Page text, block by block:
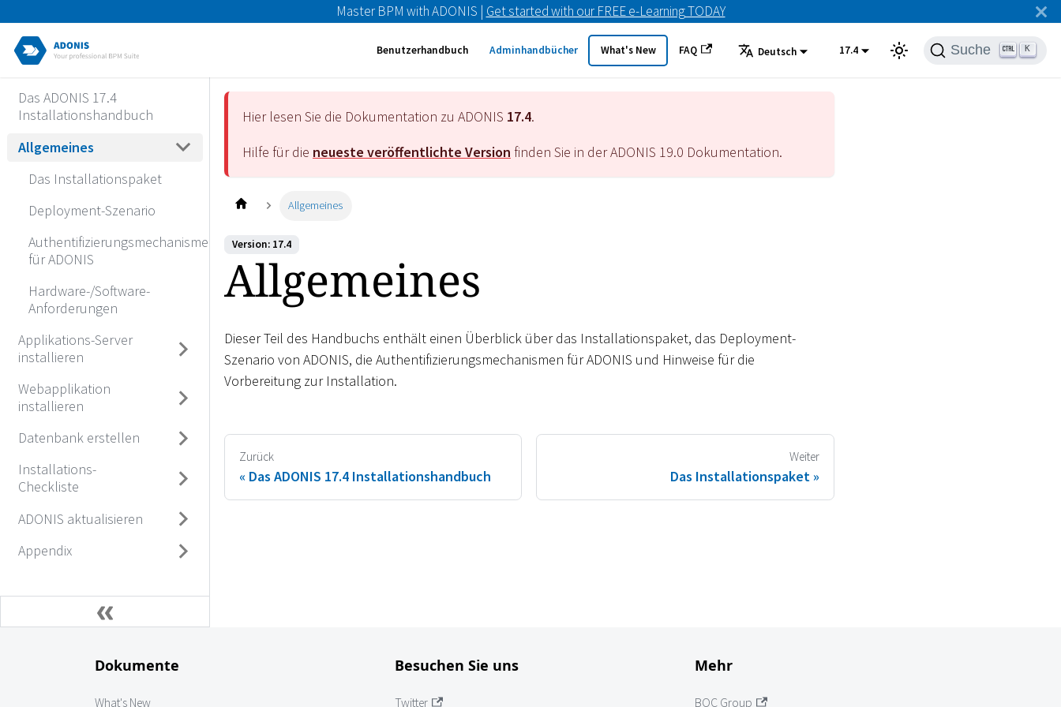
Master BPM with ADONIS | Get started with our FREE e-Learning TODAY
Benutzerhandbuch Adminhandbücher What's New FAQ Deutsch 17.4 Suche K
Das ADONIS 17.4
Installationshandbuch
Allgemeines
Das Installationspaket
Deployment-Szenario
Authentifizierungsmechanismen
für ADONIS
Hardware-/Software-
Anforderungen
Applikations-Server
installieren
Webapplikation
installieren
Datenbank erstellen
Installations-
Checkliste
ADONIS aktualisieren
Appendix
Hier lesen Sie die Dokumentation zu ADONIS 17.4.
Hilfe für die neueste veröffentlichte Version finden Sie in der ADONIS 19.0 Dokumentation.
Allgemeines
Version: 17.4
Allgemeines
Dieser Teil des Handbuchs enthält einen Überblick über das Installationspaket, das Deployment-
Szenario von ADONIS, die Authentifizierungsmechanismen für ADONIS und Hinweise für die
Vorbereitung zur Installation.
Zurück
Das ADONIS 17.4 Installationshandbuch
Weiter
Das Installationspaket
Dokumente
What's New
Besuchen Sie uns
Twitter
Mehr
BOC Group